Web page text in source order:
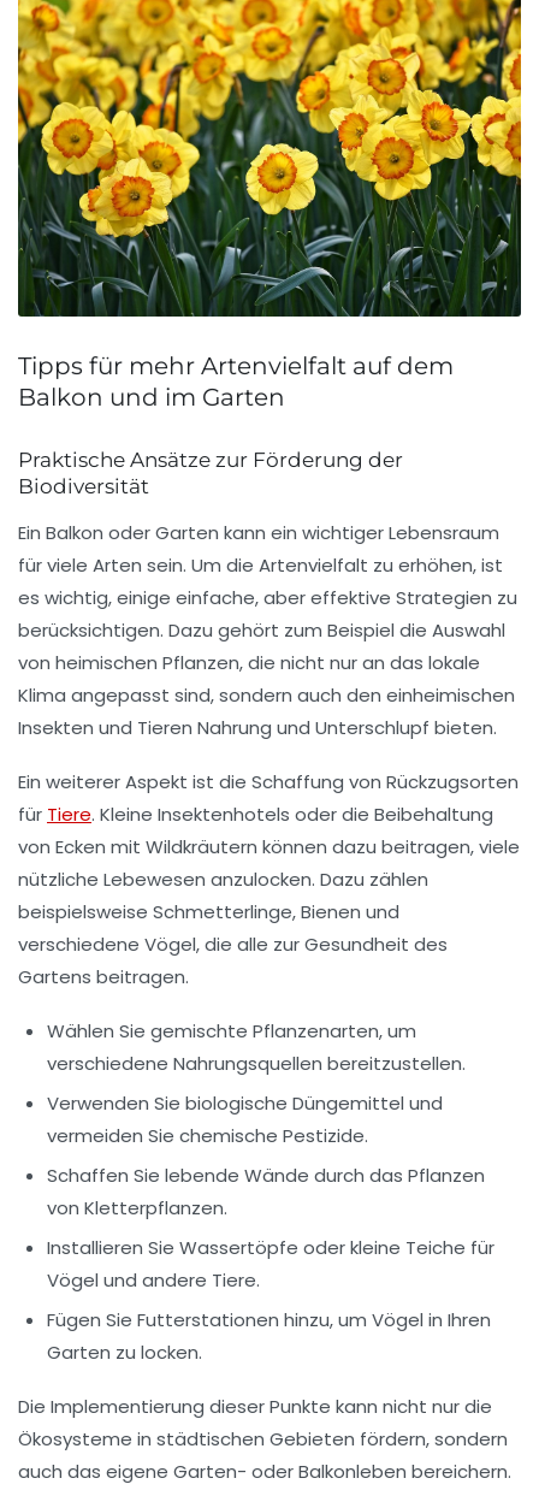
Tipps für mehr Artenvielfalt auf dem
Balkon und im Garten
Praktische Ansätze zur Förderung der
Biodiversität
Ein Balkon oder Garten kann ein wichtiger Lebensraum
für viele Arten sein. Um die Artenvielfalt zu erhöhen, ist
es wichtig, einige einfache, aber effektive Strategien zu
berücksichtigen. Dazu gehört zum Beispiel die Auswahl
von heimischen Pflanzen, die nicht nur an das lokale
Klima angepasst sind, sondern auch den einheimischen
Insekten und Tieren Nahrung und Unterschlupf bieten.
Ein weiterer Aspekt ist die Schaffung von Rückzugsorten
für Tiere. Kleine Insektenhotels oder die Beibehaltung
von Ecken mit Wildkräutern können dazu beitragen, viele
nützliche Lebewesen anzulocken. Dazu zählen
beispielsweise Schmetterlinge,Bienen und
verschiedene Vögel, die alle zur Gesundheit des
Gartens beitragen.
Wählen Sie gemischte Pflanzenarten, um
verschiedene Nahrungsquellen bereitzustellen.
Verwenden Sie biologische Düngemittel und
vermeiden Sie chemische Pestizide.
Schaffen Sie lebende Wände durch das Pflanzen
von Kletterpflanzen.
Installieren Sie Wassertöpfe oder kleine Teiche für
Vögel und andere Tiere.
Fügen Sie Futterstationen hinzu, um Vögel in Ihren
Garten zu locken.
Die Implementierung dieser Punkte kann nicht nur die
Ökosysteme in städtischen Gebieten fördern, sondern
auch das eigene Garten- oder Balkonleben bereichern.